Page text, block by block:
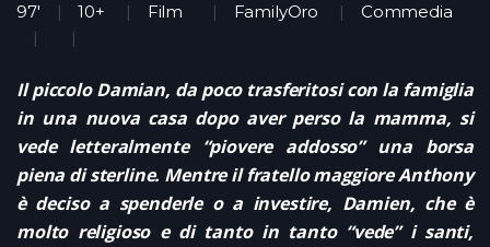
97' 10+ Film FamilyOro Commedia
Il piccolo Damian, da poco trasferitosi con la famiglia
in una nuova casa dopo aver perso la mamma, si
vede letteralmente “piovere addosso” una borsa
piena di sterline. Mentre il fratello maggiore Anthony
è deciso a spenderle o a investire, Damien, che è
molto religioso e di tanto in tanto “vede” i santi,